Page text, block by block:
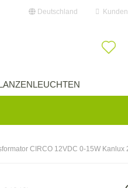
Deutschland
CIRCO 12VDC 0-15W Kanlux